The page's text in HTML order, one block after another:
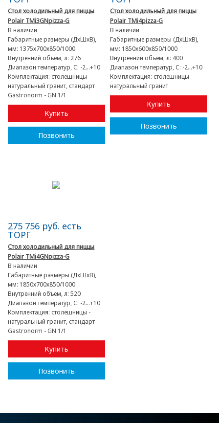
Стол холодильный для пиццы
Polair TMi3GNpizza-G
В наличии
Габаритные размеры (ДхШхВ),
мм: 1375х700х850/1000
Внутренний объём, л: 276
Диапазон температур, C: -2...+10
Комплектация: столешницы -
натуральный гранит, стандарт
Gastronorm - GN 1/1
Купить
Позвонить
Стол холодильный для пиццы
Polair TMi4pizza-G
В наличии
Габаритные размеры (ДхШхВ),
мм: 1850х600х850/1000
Внутренний объём, л: 400
Диапазон температур, C: -2...+10
Комплектация: столешницы -
натуральный гранит
Купить
Позвонить
275 756 руб. есть
ТОРГ
Стол холодильный для пиццы
Polair TMi4GNpizza-G
В наличии
Габаритные размеры (ДхШхВ),
мм: 1850х700х850/1000
Внутренний объём, л:520
Диапазон температур, C: -2...+10
Комплектация: столешницы -
натуральный гранит, стандарт
Gastronorm - GN 1/1
Купить
Позвонить